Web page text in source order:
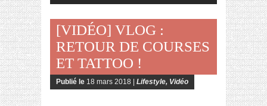
[VIDÉO] VLOG :
RETOUR DE COURSES
ET TATTOO !
Publié le 18 mars 2018 | Lifestyle, Vidéo